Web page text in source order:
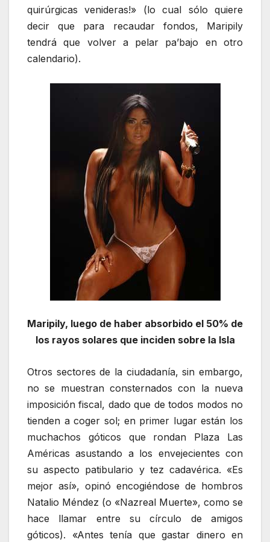
quirúrgicas venideras!» (lo cual sólo quiere
decir que para recaudar fondos, Maripily
tendrá que volver a pelar pa’bajo en otro
calendario).
Maripily, luego de haber absorbido el 50% de
los rayos solares que inciden sobre la Isla
Otros sectores de la ciudadanía, sin embargo,
no se muestran consternados con la nueva
imposición fiscal, dado que de todos modos no
tienden a coger sol; en primer lugar están los
muchachos góticos que rondan Plaza Las
Américas asustando a los envejecientes con
su aspecto patibulario y tez cadavérica. «Es
mejor así», opinó encogiéndose de hombros
Natalio Méndez (o «Nazreal Muerte», como se
hace llamar entre su círculo de amigos
góticos). «Antes tenía que gastar dinero en